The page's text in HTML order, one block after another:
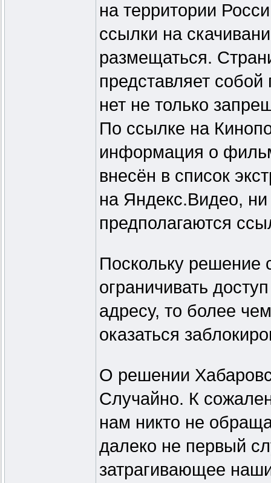
на территории
ссылки на
размещаться.
представляет
нет не только
По ссылке на
информация о
внесён в список
на Яндекс.Видео,
предполагаются
Поскольку решение
ограничивать
адресу, то более
оказаться
О решении
Случайно. К
нам никто не
далеко не первый
затрагивающее